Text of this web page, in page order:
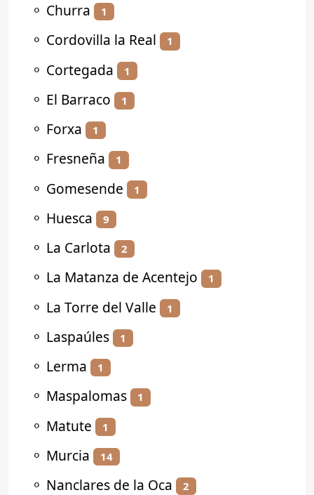
⚬ Churra 1
⚬ Cordovilla la Real 1
⚬ Cortegada 1
⚬ El Barraco 1
⚬ Forxa 1
⚬ Fresneña 1
⚬ Gomesende 1
⚬ Huesca 9
⚬ La Carlota 2
⚬ La Matanza de Acentejo 1
⚬ La Torre del Valle 1
⚬ Laspaúles 1
⚬ Lerma 1
⚬ Maspalomas 1
⚬ Matute 1
⚬ Murcia 14
⚬ Nanclares de la Oca 2